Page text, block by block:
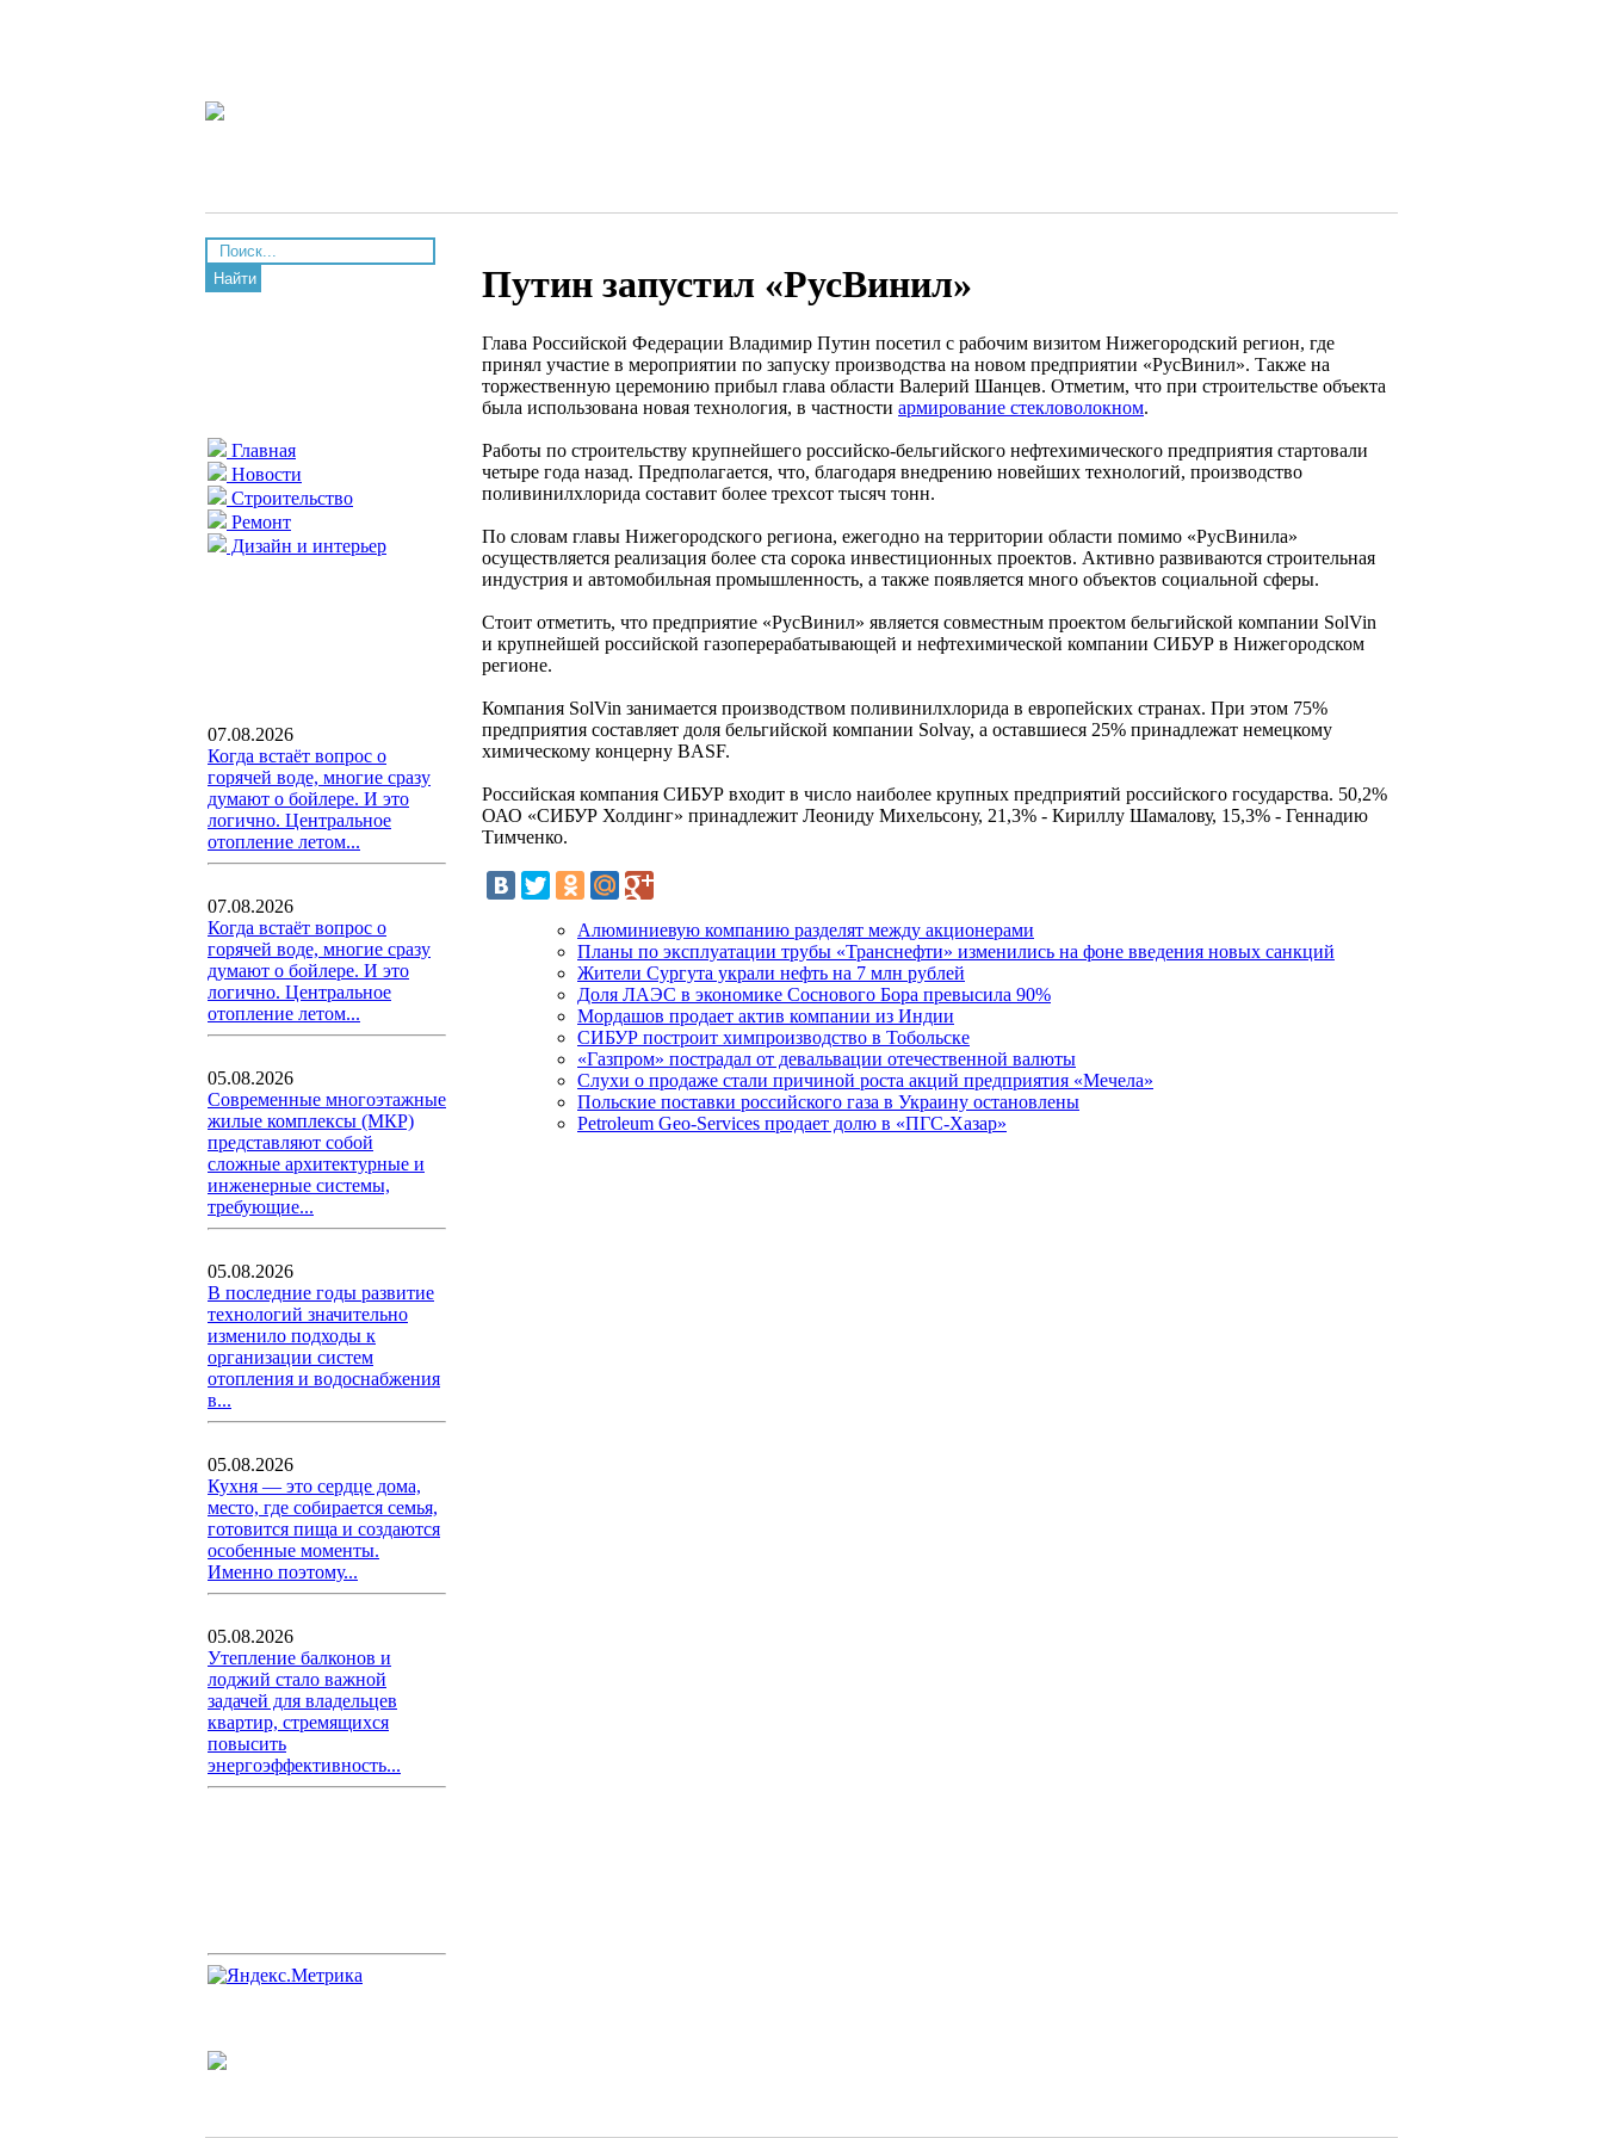
Найти
Главная
Новости
Строительство
Ремонт
Дизайн и интерьер
07.08.2026
Когда встаёт вопрос о
горячей воде, многие сразу
думают о бойлере. И это
логично. Центральное
отопление летом...
07.08.2026
Когда встаёт вопрос о
горячей воде, многие сразу
думают о бойлере. И это
логично. Центральное
отопление летом...
05.08.2026
Современные многоэтажные
жилые комплексы (МКР)
представляют собой
сложные архитектурные и
инженерные системы,
требующие...
05.08.2026
В последние годы развитие
технологий значительно
изменило подходы к
организации систем
отопления и водоснабжения
в...
05.08.2026
Кухня — это сердце дома,
место, где собирается семья,
готовится пища и создаются
особенные моменты.
Именно поэтому...
05.08.2026
Утепление балконов и
лоджий стало важной
задачей для владельцев
квартир, стремящихся
повысить
энергоэффективность...
Путин запустил «РусВинил»
Глава Российской Федерации Владимир Путин посетил с рабочим визитом Нижегородский регион, где
принял участие в мероприятии по запуску производства на новом предприятии «РусВинил». Также на
торжественную церемонию прибыл глава области Валерий Шанцев. Отметим, что при строительстве объекта
была использована новая технология, в частности армирование стекловолокном.
Работы по строительству крупнейшего российско-бельгийского нефтехимического предприятия стартовали
четыре года назад. Предполагается, что, благодаря внедрению новейших технологий, производство
поливинилхлорида составит более трехсот тысяч тонн.
По словам главы Нижегородского региона, ежегодно на территории области помимо «РусВинила»
осуществляется реализация более ста сорока инвестиционных проектов. Активно развиваются строительная
индустрия и автомобильная промышленность, а также появляется много объектов социальной сферы.
Стоит отметить, что предприятие «РусВинил» является совместным проектом бельгийской компании SolVin
и крупнейшей российской газоперерабатывающей и нефтехимической компании СИБУР в Нижегородском
регионе.
Компания SolVin занимается производством поливинилхлорида в европейских странах. При этом 75%
предприятия составляет доля бельгийской компании Solvay, а оставшиеся 25% принадлежат немецкому
химическому концерну BASF.
Российская компания СИБУР входит в число наиболее крупных предприятий российского государства. 50,2%
ОАО «СИБУР Холдинг» принадлежит Леониду Михельсону, 21,3% - Кириллу Шамалову, 15,3% - Геннадию
Тимченко.
Алюминиевую компанию разделят между акционерами
Планы по эксплуатации трубы «Транснефти» изменились на фоне введения новых санкций
Жители Сургута украли нефть на 7 млн рублей
Доля ЛАЭС в экономике Соснового Бора превысила 90%
Мордашов продает актив компании из Индии
СИБУР построит химпроизводство в Тобольске
«Газпром» пострадал от девальвации отечественной валюты
Слухи о продаже стали причиной роста акций предприятия «Мечела»
Польские поставки российского газа в Украину остановлены
Petroleum Geo-Services продает долю в «ПГС-Хазар»